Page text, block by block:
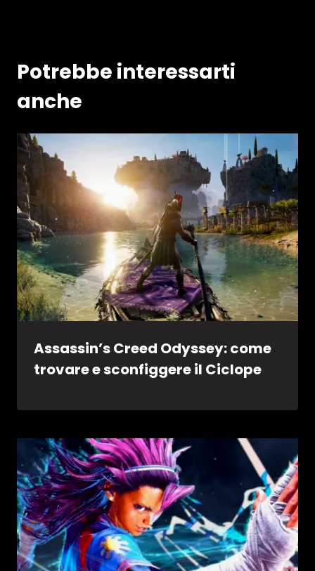
Potrebbe interessarti
anche
Assassin’s Creed Odyssey: come
trovare e sconfiggere il Ciclope